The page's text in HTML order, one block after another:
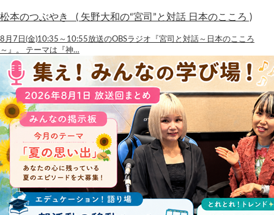
松本のつぶやき ( 矢野大和の“宮司”と対話 日本のこころ )
8月7日(金)10:35～10:55放送のOBSラジオ『宮司と対話～日本のこころ
～』。 テーマは『神…